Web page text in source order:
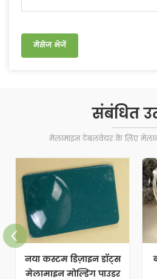
संबंधित
मेलामाइन टेबलवेयर के लिए
नया कस्टम डिज़ाइन डॉट्स
मेलामाइन मोल्डिंग पाउडर